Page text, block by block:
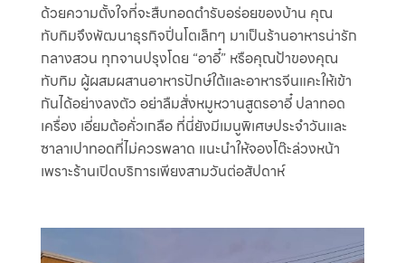
ด้วยความตั้งใจที่จะสืบทอดตำรับอร่อยของบ้าน คุณ
ทับทิมจึงพัฒนาธุรกิจปิ่นโตเล็กๆ มาเป็นร้านอาหารน่ารัก
กลางสวน ทุกจานปรุงโดย “อาอี๋” หรือคุณป้าของคุณ
ทับทิม ผู้ผสมผสานอาหารปักษ์ใต้และอาหารจีนแคะให้เข้า
กันได้อย่างลงตัว อย่าลืมสั่งหมูหวานสูตรอาอี๋ ปลาทอด
เครื่อง เอี่ยมต้อคั่วเกลือ ที่นี่ยังมีเมนูพิเศษประจำวันและ
ซาลาเปาทอดที่ไม่ควรพลาด แนะนำให้จองโต๊ะล่วงหน้า
เพราะร้านเปิดบริการเพียงสามวันต่อสัปดาห์